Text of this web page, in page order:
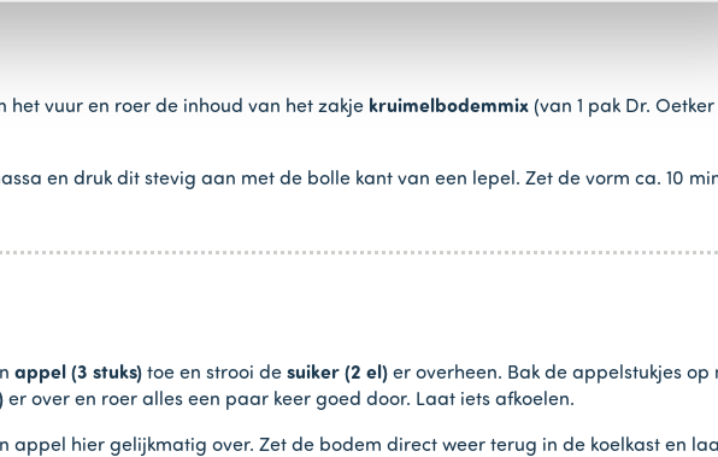
het vuur en roer de inhoud van het zakje kruimelbodemmix (van 1 pak Dr.
en druk dit stevig aan met de bolle kant van een lepel. Zet de vorm ca. 10
appel (3 stuks) toe en strooi de suiker (2 el) er overheen. Bak de appelstukjes
er over en roer alles een paar keer goed door. Laat iets afkoelen.
hier gelijkmatig over. Zet de bodem direct weer terug in de koelkast en